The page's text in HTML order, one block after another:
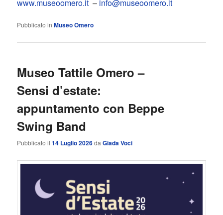
www.museoomero.it – info@museoomero.it
Pubblicato in Museo Omero
Museo Tattile Omero –
Sensi d’estate:
appuntamento con Beppe
Swing Band
Pubblicato il14 Luglio 2026daGiada Voci